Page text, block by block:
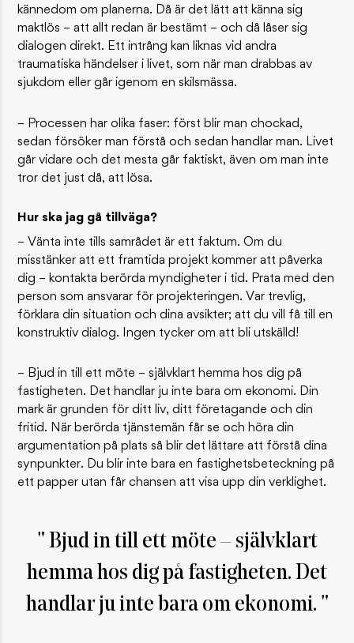
kännedom om planerna. Då är det lätt att känna sig
maktlös – att allt redan är bestämt – och då låser sig
dialogen direkt. Ett intrång kan liknas vid andra
traumatiska händelser i livet, som när man drabbas av
sjukdom eller går igenom en skilsmässa.
– Processen har olika faser: först blir man chockad,
sedan försöker man förstå och sedan handlar man. Livet
går vidare och det mesta går faktiskt, även om man inte
tror det just då, att lösa.
Hur ska jag gå tillväga?
– Vänta inte tills samrådet är ett faktum. Om du
misstänker att ett framtida projekt kommer att påverka
dig – kontakta berörda myndigheter i tid. Prata med den
person som ansvarar för projekteringen. Var trevlig,
förklara din situation och dina avsikter; att du vill få till en
konstruktiv dialog. Ingen tycker om att bli utskälld!
– Bjud in till ett möte – självklart hemma hos dig på
fastigheten. Det handlar ju inte bara om ekonomi. Din
mark är grunden för ditt liv, ditt företagande och din
fritid. När berörda tjänstemän får se och höra din
argumentation på plats så blir det lättare att förstå dina
synpunkter. Du blir inte bara en fastighetsbeteckning på
ett papper utan får chansen att visa upp din verklighet.
Bjud in till ett möte – självklart
hemma hos dig på fastigheten. Det
handlar ju inte bara om ekonomi.